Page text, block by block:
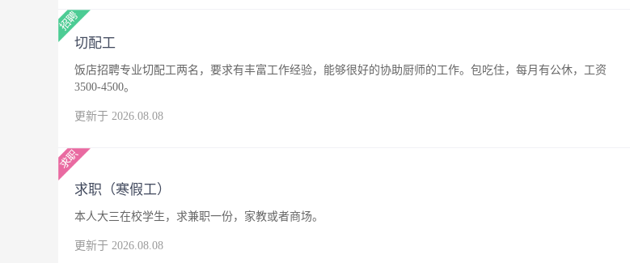
切配工
饭店招聘专业切配工两名，要求有丰富工作经验，能够很好的协助厨师的工作。包吃住，每月有公休，工资
3500-4500。
更新于 2026.08.08
求职（寒假工）
本人大三在校学生，求兼职一份，家教或者商场。
更新于 2026.08.08